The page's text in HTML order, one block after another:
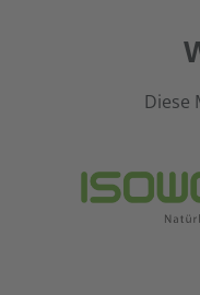
Diese